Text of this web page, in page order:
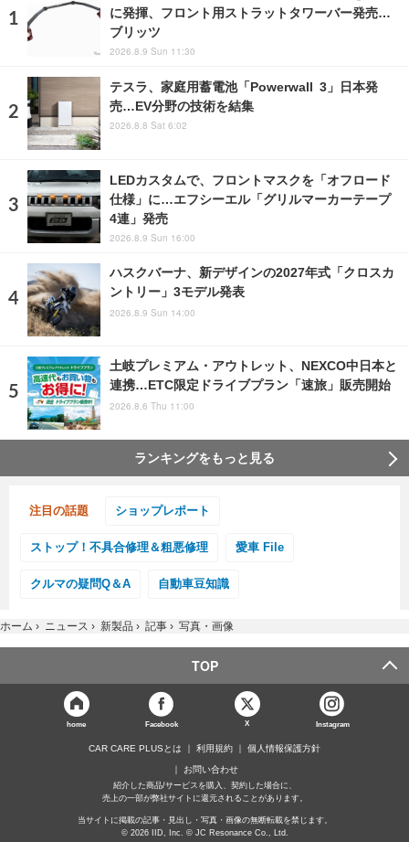
に発揮、フロント用ストラットタワーバー発売…
ブリッツ
2026.8.9 Sun 11:30
テスラ、家庭用蓄電池「Powerwall 3」日本発
売…EV分野の技術を結集
2026.8.8 Sat 6:02
LEDカスタムで、フロントマスクを「オフロード
仕様」に…エフシーエル「グリルマーカーテープ
4連」発売
2026.8.9 Sun 16:00
ハスクバーナ、新デザインの2027年式「クロスカ
ントリー」3モデル発表
2026.8.9 Sun 14:00
土岐プレミアム・アウトレット、NEXCO中日本と
連携…ETC限定ドライブプラン「速旅」販売開始
2026.8.6 Thu 11:00
ランキングをもっと見る
注目の話題 ショップレポート
ストップ！不具合修理＆粗悪修理 愛車 File
クルマの疑問Q＆A 自動車豆知識
ホーム › ニュース › 新製品 › 記事 › 写真・画像
TOP
home Facebook X Instagram
CAR CARE PLUSとは 利用規約 個人情報保護方針
お問い合わせ
紹介した商品/サービスを購入、契約した場合に、
売上の一部が弊社サイトに還元されることがあります。
当サイトに掲載の記事・見出し・写真・画像の無断転載を禁じます。
© 2026 IID, Inc. © JC Resonance Co., Ltd.